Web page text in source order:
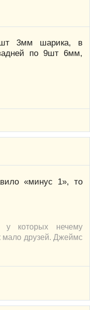
3мм шарика, в
по 9шт 6мм,
«минус 1», то
которых нечему
мало друзей. Джеймс